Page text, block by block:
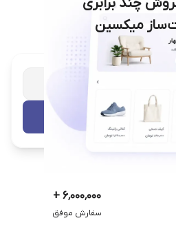
میکسین
با پشتیبانی اختصاصی
رایگان
۶٬۰۰۰٬۰۰۰ +
سفارش موفق